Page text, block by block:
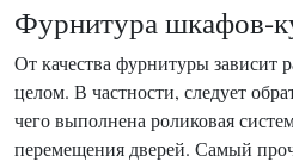
Фурнитура шкафов-
От качества фурнитуры зависит
целом. В частности, следует
чего выполнена роликовая
перемещения дверей. Самый